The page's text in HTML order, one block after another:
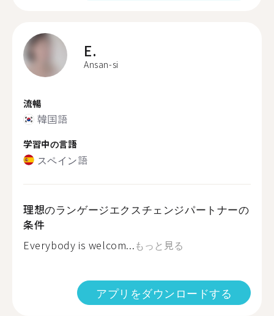
E.
Ansan-si
流暢
韓国語
学習中の言語
スペイン語
理想のランゲージエクスチェンジパートナーの
条件
Everybody is welcom...もっと見る
アプリをダウンロードする